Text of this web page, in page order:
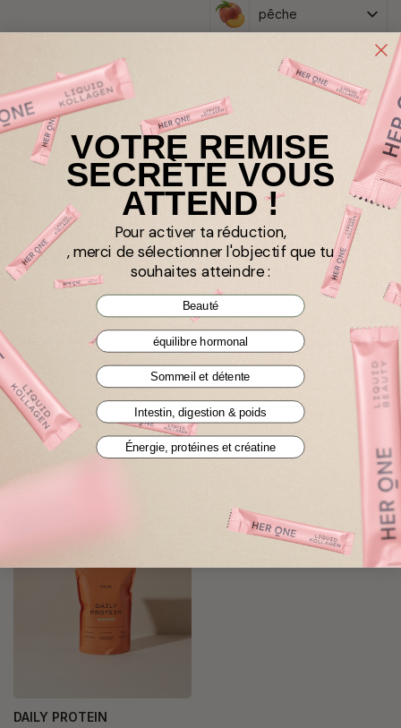
99,90 € / kg, TVA comprise
pêche
19,99 €
TVA comprise 407,96 € / kg
OFFRE GROUPÉE ET 19
% DE RÉDUCTION
PROTEIN 35+ ACTIF &
SHAKER DUO
(52 avis)
Muscles²² Os²²
Énergie³
Hormones³
41,99 € 33,99 €
NUTRITION ACTIVE
POWER DUO 35+
(52 avis)
Muscles²² Os²²
Hormones³
53,99 €
DAILY PROTEIN
VOTRE REMISE
SECRÈTE VOUS
ATTEND !
Pour activer ta réduction,
, merci de sélectionner l'objectif que tu
souhaites atteindre :
Beauté
équilibre hormonal
Sommeil et détente
Intestin, digestion & poids
Énergie, protéines et créatine